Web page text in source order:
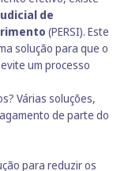
de
(PERSI). Este
solução para que o
um processo
Várias soluções,
de parte do
para reduzir os